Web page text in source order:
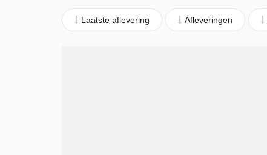
Laatste aflevering Afleveringen